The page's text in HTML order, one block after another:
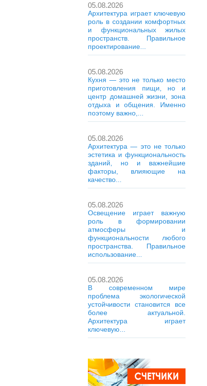
05.08.2026
Архитектура играет ключевую
роль в создании комфортных
и функциональных жилых
пространств. Правильное
проектирование...
05.08.2026
Кухня — это не только место
приготовления пищи, но и
центр домашней жизни, зона
отдыха и общения. Именно
поэтому важно,...
05.08.2026
Архитектура — это не только
эстетика и функциональность
зданий, но и важнейшие
факторы, влияющие на
качество...
05.08.2026
Освещение играет важную
роль в формировании
атмосферы и
функциональности любого
пространства. Правильное
использование...
05.08.2026
В современном мире
проблема экологической
устойчивости становится все
более актуальной.
Архитектура играет
ключевую...